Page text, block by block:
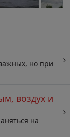
но при
воздух и
на